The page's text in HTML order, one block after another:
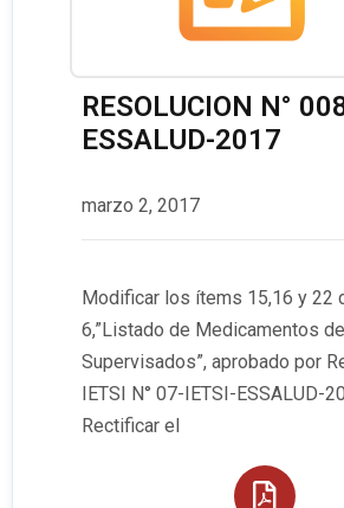
RESOLUCION N°
ESSALUD-2017
marzo 2, 2017
Modificar los ítems 15,16 y 22
6,”Listado de Medicamentos
Supervisados”, aprobado por
IETSI N° 07-IETSI-ESSALUD-
Rectificar el